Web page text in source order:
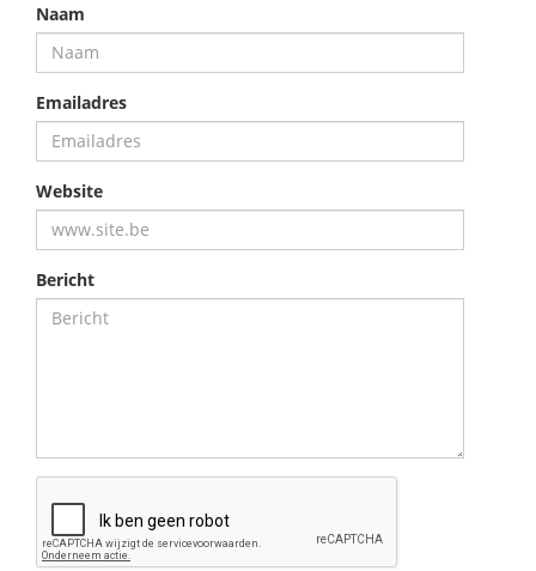
Naam
Emailadres
Website
Bericht